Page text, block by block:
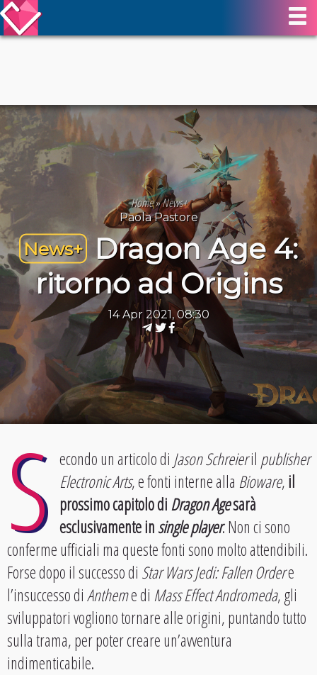
Home»News+
Paola Pastore
News+ Dragon Age 4:
ritorno ad Origins
14 Apr 2021, 08:30
S econdo un articolo di Jason Schreieril publisher
Electronic Arts, e fonti interne alla Bioware,il
prossimo capitolo diDragon Agesarà
esclusivamente insingle player. Non ci sono
conferme ufficiali ma queste fonti sono molto attendibili.
Forse dopo il successo di Star Wars Jedi: Fallen Ordere
l’insuccesso diAntheme di Mass Effect Andromeda, gli
sviluppatori vogliono tornare alle origini, puntando tutto
sulla trama, per poter creare un’avventura
indimenticabile.